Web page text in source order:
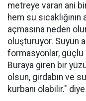
metreye varan ani
hem su
açmasına neden
oluşturuyor. Suyun
formasyonlar,
Buraya giren bir
olsun, girdabın ve
kurbanı olabilir."